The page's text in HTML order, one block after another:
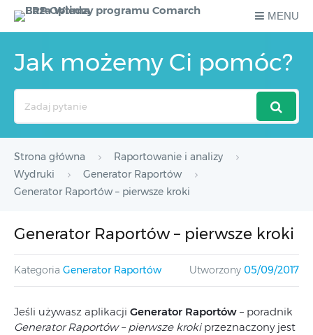
MENU
Jak możemy Ci pomóc?
Strona główna
Raportowanie i analizy
Wydruki
Generator Raportów
Generator Raportów – pierwsze kroki
Generator Raportów – pierwsze kroki
Kategoria Generator Raportów Utworzony 05/09/2017
Jeśli używasz aplikacji Generator Raportów – poradnik
Generator Raportów – pierwsze krokiprzeznaczony jest